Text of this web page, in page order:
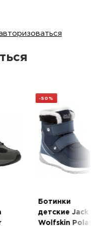
ЭВА с покрытием
мех
-50%
Ботинки
детские Jack
Wolfskin